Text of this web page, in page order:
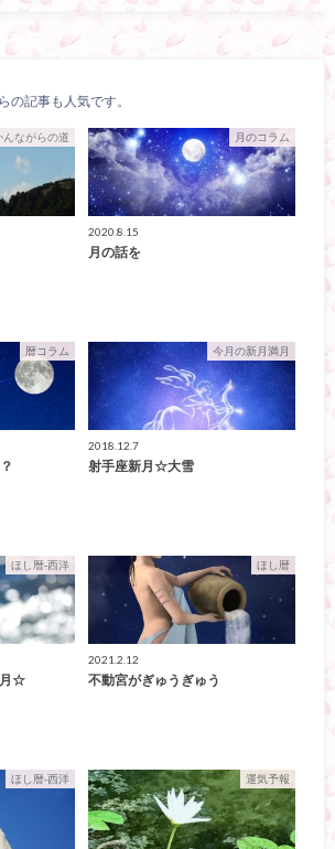
の記事も人気です。
んながらの道 月のコラム
2020.8.15
月の話を
暦コラム 今月の新月満月
2018.12.7
射手座新月☆大雪
ほし暦-西洋
月☆
ほし暦
2021.2.12
不動宮がぎゅうぎゅう
ほし暦-西洋 運気予報